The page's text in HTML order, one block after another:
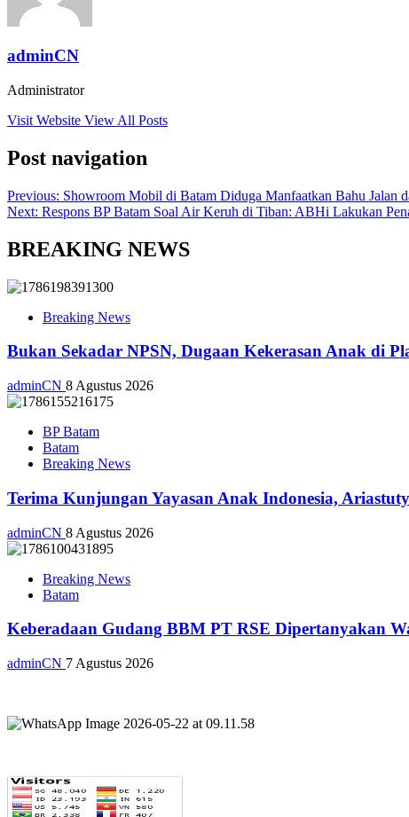
adminCN
Administrator
Visit Website View All Posts
Post navigation
Previous: Showroom Mobil di Batam Diduga Manfaatkan Bahu Jalan
Next: Respons BP Batam Soal Air Keruh di Tiban: ABHi Lakukan
BREAKING NEWS
Breaking News
Bukan Sekadar NPSN, Dugaan Kekerasan Anak di
adminCN 8 Agustus 2026
BP Batam
Batam
Breaking News
Terima Kunjungan Yayasan Anak Indonesia,
adminCN 8 Agustus 2026
Breaking News
Batam
Keberadaan Gudang BBM PT RSE Dipertanyakan
adminCN 7 Agustus 2026